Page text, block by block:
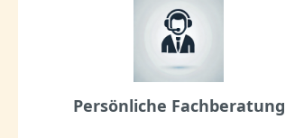
Persönliche Fachberatung